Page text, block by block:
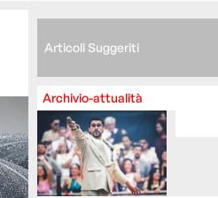
Articoli Suggeriti
Archivio-attualità